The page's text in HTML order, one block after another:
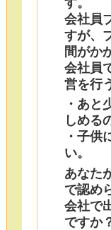
会社員
すが、
間がか
会社員
営を行
・あと
しめる
・子供
い。
あなた
で認め
会社で
ですか